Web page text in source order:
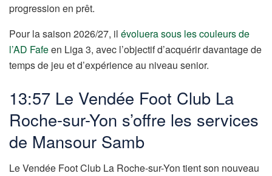
progression en prêt.
Pour la saison 2026/27, il évoluera sous les couleurs de
l’AD Fafeen Liga 3, avec l’objectif d’acquérir davantage de
temps de jeu et d’expérience au niveau senior.
13:57 Le Vendée Foot Club La
Roche-sur-Yon s’offre les services
de Mansour Samb
Le Vendée Foot Club La Roche-sur-Yon tient son nouveau